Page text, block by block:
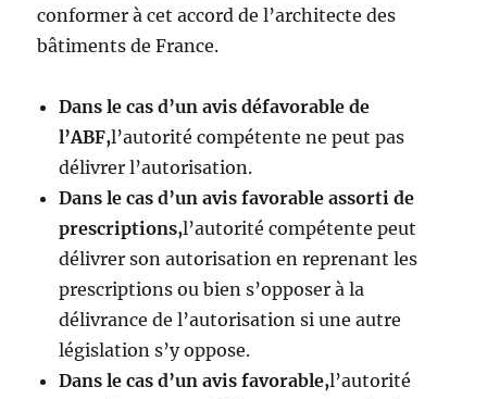
conformer à cet accord de l’architecte des
bâtiments de France.
Dans le cas d’un avis défavorable de
l’ABF,l’autorité compétente ne peut pas
délivrer l’autorisation.
Dans le cas d’un avis favorable assorti de
prescriptions,l’autorité compétente peut
délivrer son autorisation en reprenant les
prescriptions ou bien s’opposer à la
délivrance de l’autorisation si une autre
législation s’y oppose.
Dans le cas d’un avis favorable,l’autorité